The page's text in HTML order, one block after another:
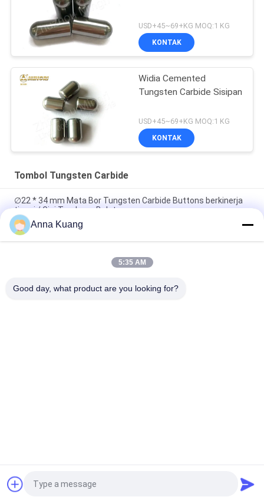
USD+45~69+KG MOQ:1 KG
KONTAK
Widia Cemented
Tungsten Carbide Sisipan
USD+45~69+KG MOQ:1 KG
KONTAK
Tombol Tungsten Carbide
∅22 * 34 mm Mata Bor Tungsten Carbide Buttons berkinerja
tinggi / Gigi Tambang Bulat
Dth Tungsten Carbide Buttons Bit Insert Untuk Bahan Keras
Bor Penambangan Batubara
kepala bulat Tungsten Carbide tombol masukkan ujung bit
Quote request suatu
Anna Kuang
5:35 AM
Good day, what product are you looking for?